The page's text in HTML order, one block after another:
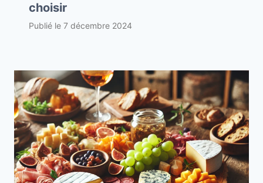
choisir
Publié le 7 décembre 2024